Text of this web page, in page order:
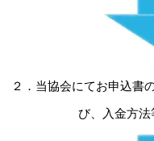
２．当協会にてお申込書
び、入金方法